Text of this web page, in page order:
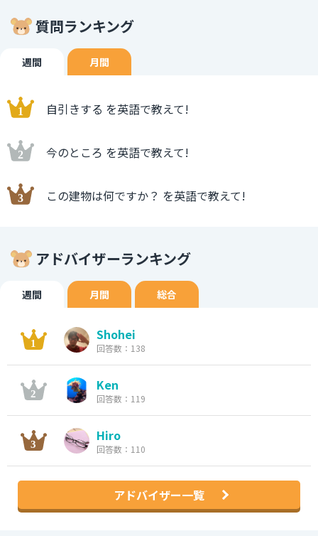
質問ランキング
週間 月間
自引きする を英語で教えて!
今のところ を英語で教えて!
この建物は何ですか？ を英語で教えて!
アドバイザーランキング
週間 月間 総合
Shohei
回答数：138
Ken
回答数：119
Hiro
回答数：110
アドバイザー一覧